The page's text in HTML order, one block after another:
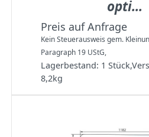
opti...
Preis auf Anfrage
Kein Steuerausweis gem.
Paragraph 19 UStG,
Lagerbestand: 1 Stück,
8,2kg